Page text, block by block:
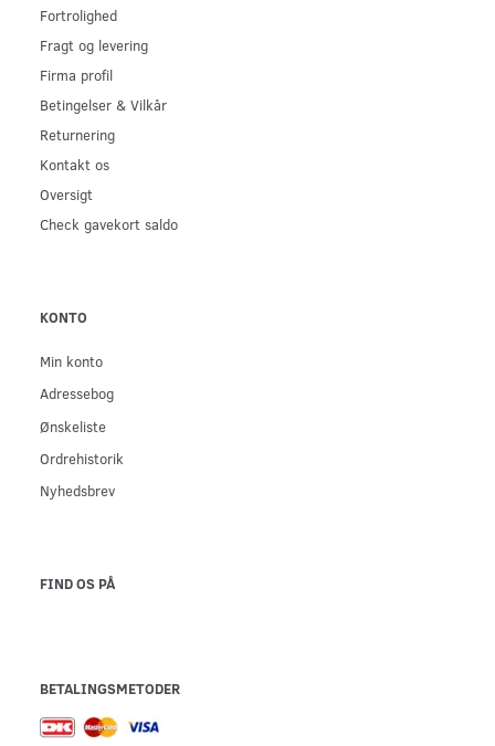
Fortrolighed
Fragt og levering
Firma profil
Betingelser & Vilkår
Returnering
Kontakt os
Oversigt
Check gavekort saldo
KONTO
Min konto
Adressebog
Ønskeliste
Ordrehistorik
Nyhedsbrev
FIND OS PÅ
BETALINGSMETODER